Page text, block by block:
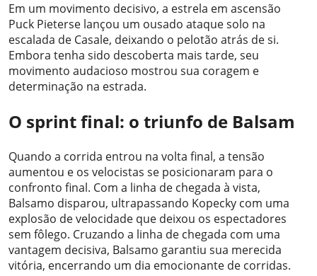
Em um movimento decisivo, a estrela em ascensão
Puck Pieterse lançou um ousado ataque solo na
escalada de Casale, deixando o pelotão atrás de si.
Embora tenha sido descoberta mais tarde, seu
movimento audacioso mostrou sua coragem e
determinação na estrada.
O sprint final: o triunfo de Balsam
Quando a corrida entrou na volta final, a tensão
aumentou e os velocistas se posicionaram para o
confronto final. Com a linha de chegada à vista,
Balsamo disparou, ultrapassando Kopecky com uma
explosão de velocidade que deixou os espectadores
sem fôlego. Cruzando a linha de chegada com uma
vantagem decisiva, Balsamo garantiu sua merecida
vitória, encerrando um dia emocionante de corridas.